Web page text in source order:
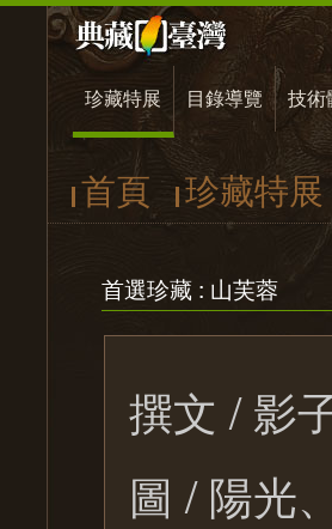
珍藏特展 目錄導覽 技術
首頁 珍藏特展
首選珍藏 : 山芙蓉
撰文 / 影
圖 / 陽光